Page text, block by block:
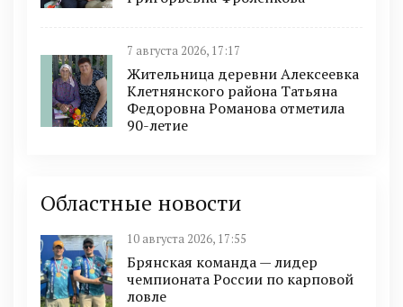
7 августа 2026, 17:17
Жительница деревни Алексеевка
Клетнянского района Татьяна
Федоровна Романова отметила
90-летие
Областные новости
10 августа 2026, 17:55
Брянская команда — лидер
чемпионата России по карповой
ловле